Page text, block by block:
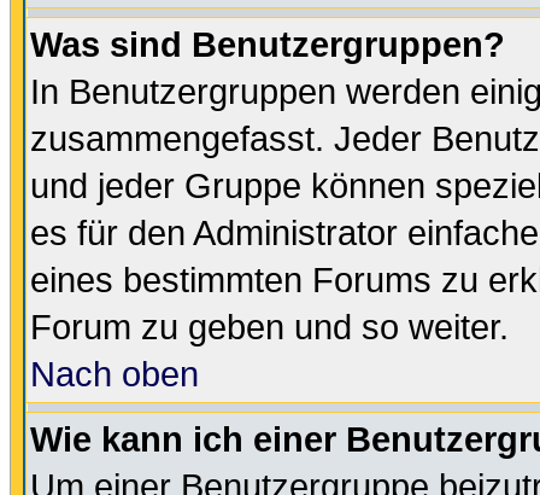
Was sind Benutzergruppen?
In Benutzergruppen werden
zusammengefasst. Jeder
und jeder Gruppe können
es für den Administrator
eines bestimmten Forums zu
Forum zu geben und so weiter.
Nach oben
Wie kann ich einer
Um einer Benutzergruppe